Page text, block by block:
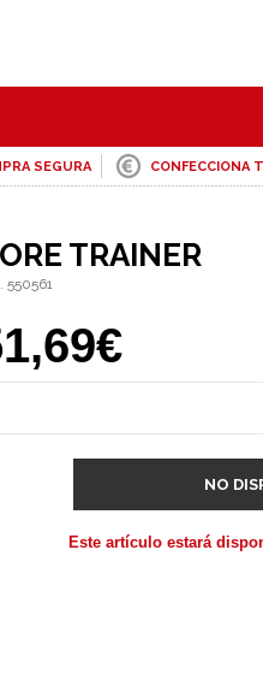
SEGURA CONFECCIONA
TRAINER
550561
NO
Este artículo estará